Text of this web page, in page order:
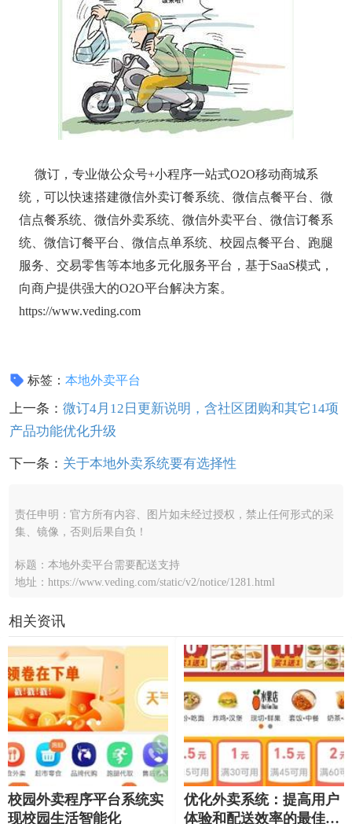
微订，专业做公众号+小程序一站式O2O移动商城系
统，可以快速搭建微信外卖订餐系统、微信点餐平台、微
信点餐系统、微信外卖系统、微信外卖平台、微信订餐系
统、微信订餐平台、微信点单系统、校园点餐平台、跑腿
服务、交易零售等本地多元化服务平台，基于SaaS模式，
向商户提供强大的O2O平台解决方案。
https://www.veding.com
标签：本地外卖平台
上一条： 微订4月12日更新说明，含社区团购和其它14项
产品功能优化升级
下一条： 关于本地外卖系统要有选择性
责任申明：官方所有内容、图片如未经过授权，禁止任何形式的采
集、镜像，否则后果自负！
标题：本地外卖平台需要配送支持
地址：https://www.veding.com/static/v2/notice/1281.html
相关资讯
校园外卖程序平台系统实
现校园生活智能化
优化外卖系统：提高用户
体验和配送效率的最佳策